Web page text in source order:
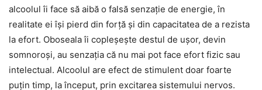
alcoolul îi face să aibă o falsă senzație de energie, în
realitate ei își pierd din forță și din capacitatea de a rezista
la efort. Oboseala îi copleșește destul de ușor, devin
somnoroși, au senzația că nu mai pot face efort fizic sau
intelectual. Alcoolul are efect de stimulent doar foarte
puțin timp, la început, prin excitarea sistemului nervos.